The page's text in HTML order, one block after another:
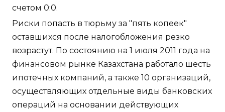
счетом 0:0.
Риски попасть в тюрьму за "пять копеек"
оставшихся после налогобложения резко
возрастут. По состоянию на 1 июля 2011 года на
финансовом рынке Казахстана работало шесть
ипотечных компаний, а также 10 организаций,
осуществляющих отдельные виды банковских
операций на основании действующих